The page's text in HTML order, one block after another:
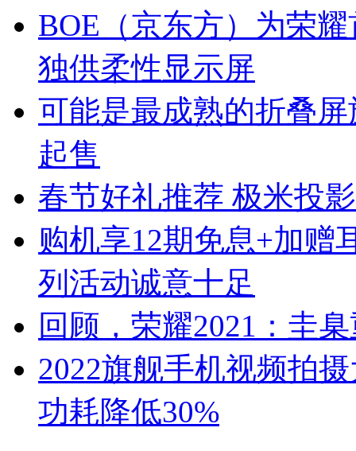
BOE（京东方）为荣
独供柔性显示屏
可能是最成熟的折叠
起售
春节好礼推荐 极米投
购机享12期免息+加赠
列活动诚意十足
回顾，荣耀2021：圭
2022旗舰手机视频拍
功耗降低30%